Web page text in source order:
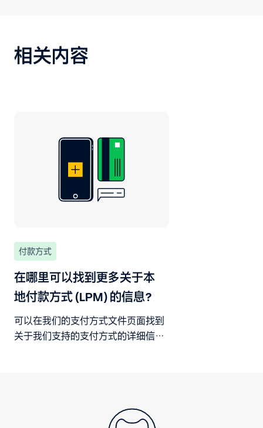
相关内容
付款方式
在哪里可以找到更多关于本
地付款方式 (LPM) 的信息？
可以在我们的支付方式文件页面找到
关于我们支持的支付方式的详细信